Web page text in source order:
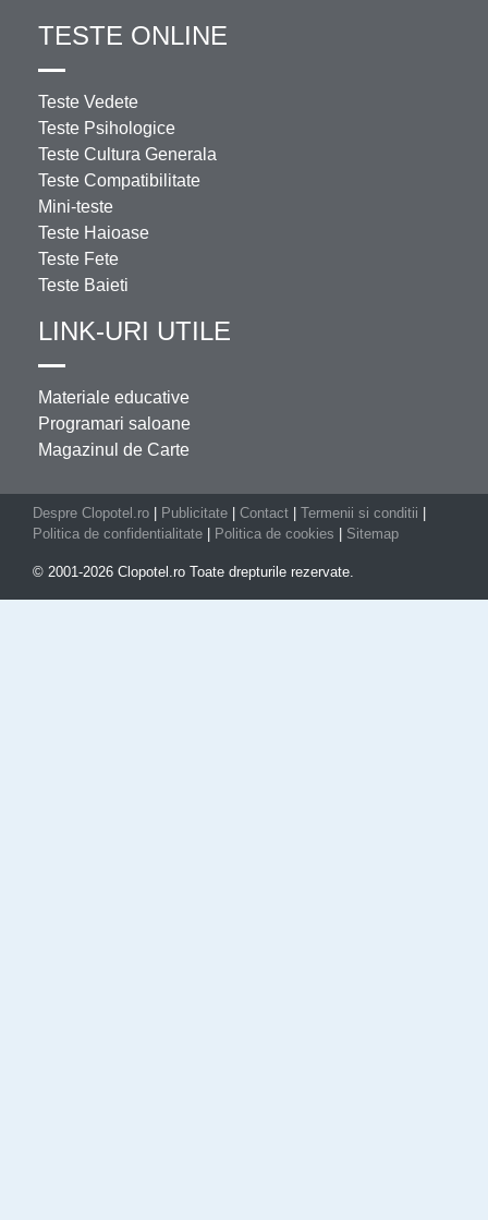
TESTE ONLINE
Teste Vedete
Teste Psihologice
Teste Cultura Generala
Teste Compatibilitate
Mini-teste
Teste Haioase
Teste Fete
Teste Baieti
LINK-URI UTILE
Materiale educative
Programari saloane
Magazinul de Carte
Despre Clopotel.ro Publicitate Contact Termenii si conditii
Politica de confidentialitate
Politica de cookies Sitemap
© 2001-2026 Clopotel.ro Toate drepturile rezervate.